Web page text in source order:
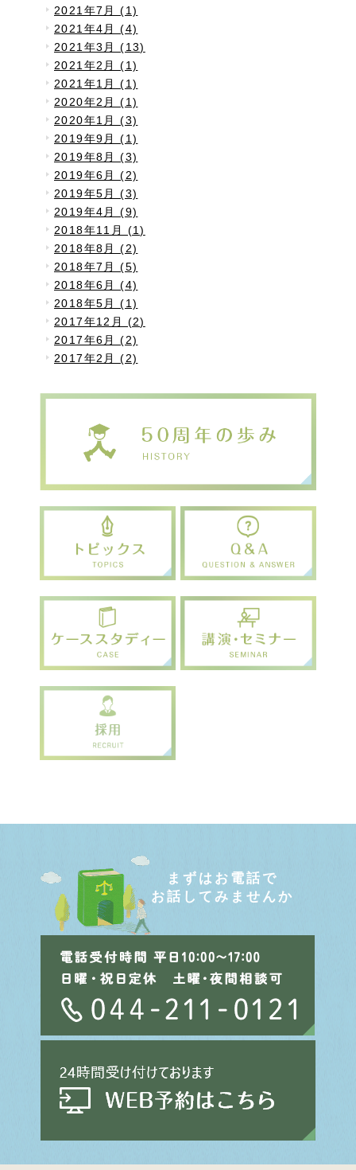
2021年7月 (1)
2021年4月 (4)
2021年3月 (13)
2021年2月 (1)
2021年1月 (1)
2020年2月 (1)
2020年1月 (3)
2019年9月 (1)
2019年8月 (3)
2019年6月 (2)
2019年5月 (3)
2019年4月 (9)
2018年11月 (1)
2018年8月 (2)
2018年7月 (5)
2018年6月 (4)
2018年5月 (1)
2017年12月 (2)
2017年6月 (2)
2017年2月 (2)
まずはお電話で
お話してみませんか